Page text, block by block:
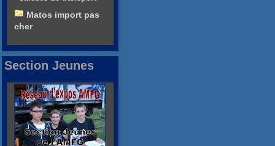
Matos import pas
cher
Section Jeunes